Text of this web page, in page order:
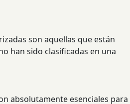
son aquellas que están
han sido clasificadas en una
absolutamente esenciales para